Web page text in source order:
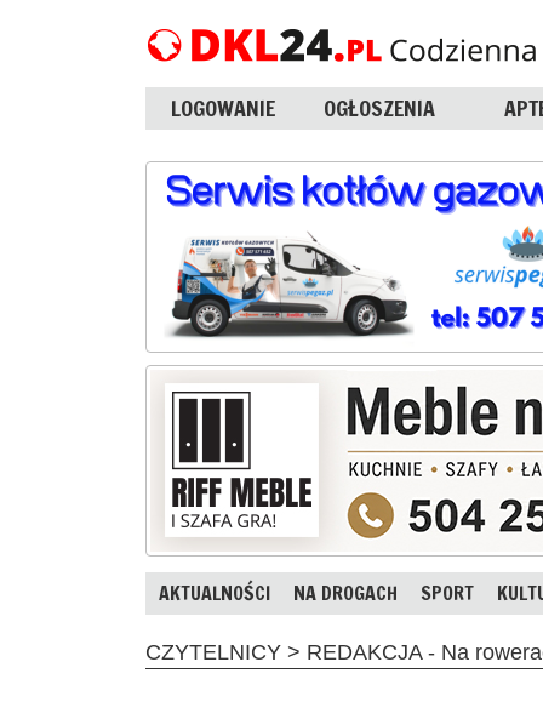
LOGOWANIE OGŁOSZENIA
AKTUALNOŚCI NA DROGACH SPORT
CZYTELNICY > REDAKCJA - Na